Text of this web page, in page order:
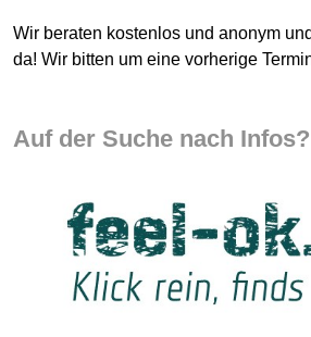
Wir beraten kostenlos und anonym
da! Wir bitten um eine vorherige
Auf der Suche nach Infos?